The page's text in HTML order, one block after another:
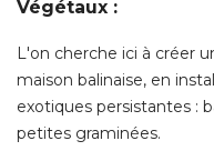
Végétaux :
L'on cherche ici à créer
maison balinaise, en
exotiques persistantes :
petites graminées.